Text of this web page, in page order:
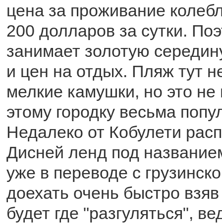
цена за проживание
200 долларов за сутки.
занимает золотую
и цен на отдых. Пляж тут
мелкие камушки, но это
этому городку весьма
Недалеко от Кобулети
Дисней ленд под
уже в переводе с
доехать очень быстро
будет где "разгуляться",